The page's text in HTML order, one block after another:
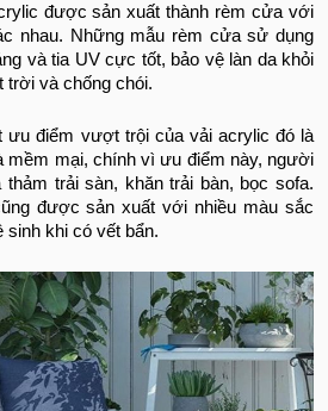
được sản xuất thành rèm cửa với
nhau. Những mẫu rèm cửa sử dụng
và tia UV cực tốt, bảo vệ làn da khỏi
trời và chống chói.
ưu điểm vượt trội của vải acrylic đó là
mại, chính vì ưu điểm này, người
trải sàn, khăn trải bàn, bọc sofa.
được sản xuất với nhiều màu sắc
sinh khi có vết bẩn.